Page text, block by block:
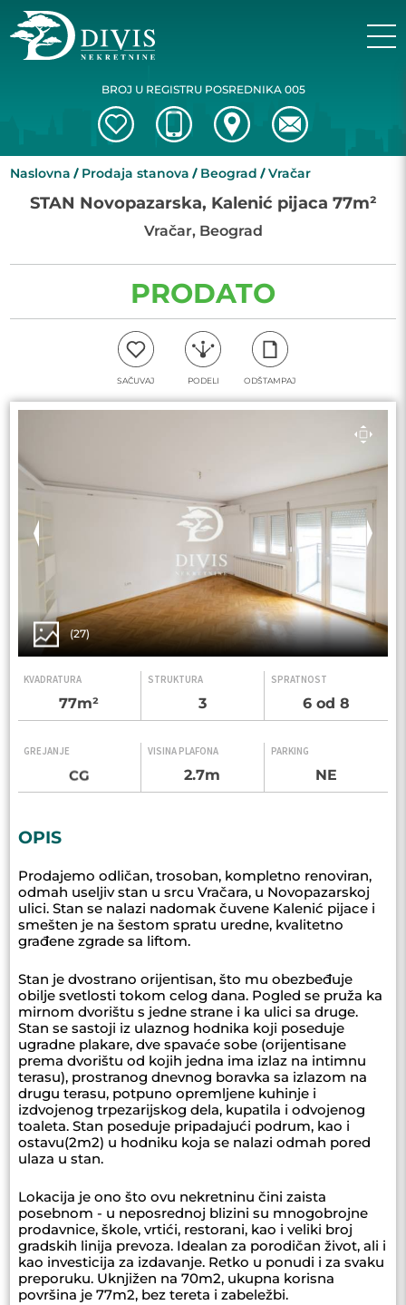
BROJ U REGISTRU POSREDNIKA 005
Naslovna Prodaja stanova Beograd Vračar
STAN Novopazarska, Kalenić pijaca 77m²
Vračar, Beograd
PRODATO
SAČUVAJ PODELI ODŠTAMPAJ
(27)
KVADRATURA
77m²
STRUKTURA
3
SPRATNOST
6 od 8
GREJANJE
CG
VISINA PLAFONA
2.7m
PARKING
NE
OPIS
Prodajemo odličan, trosoban, kompletno renoviran,
odmah useljiv stan u srcu Vračara, u Novopazarskoj
ulici. Stan se nalazi nadomak čuvene Kalenić pijace i
smešten je na šestom spratu uredne, kvalitetno
građene zgrade sa liftom.
Stan je dvostrano orijentisan, što mu obezbeđuje
obilje svetlosti tokom celog dana. Pogled se pruža ka
mirnom dvorištu s jedne strane i ka ulici sa druge.
Stan se sastoji iz ulaznog hodnika koji poseduje
ugradne plakare, dve spavaće sobe (orijentisane
prema dvorištu od kojih jedna ima izlaz na intimnu
terasu), prostranog dnevnog boravka sa izlazom na
drugu terasu, potpuno opremljene kuhinje i
izdvojenog trpezarijskog dela, kupatila i odvojenog
toaleta. Stan poseduje pripadajući podrum, kao i
ostavu(2m2) u hodniku koja se nalazi odmah pored
ulaza u stan.
Lokacija je ono što ovu nekretninu čini zaista
posebnom - u neposrednoj blizini su mnogobrojne
prodavnice, škole, vrtići, restorani, kao i veliki broj
gradskih linija prevoza. Idealan za porodičan život, ali i
kao investicija za izdavanje. Retko u ponudi i za svaku
preporuku. Uknjižen na 70m2, ukupna korisna
površina je 77m2, bez tereta i zabeležbi.